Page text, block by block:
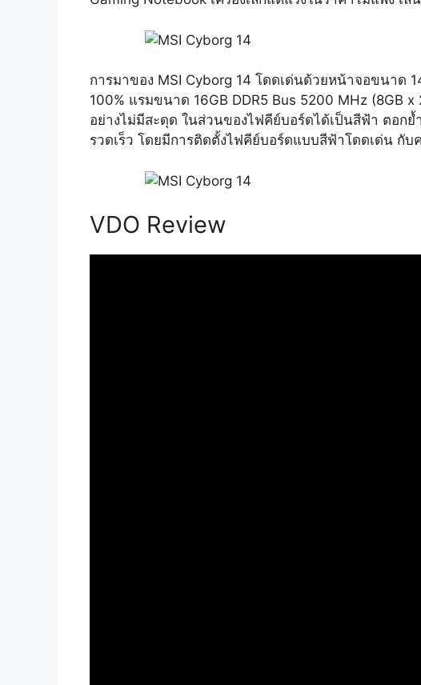
การมาของ MSI Cyborg 14 โดดเด่นด้วยหน้าจอขนาด
100% แรมขนาด 16GB DDR5 Bus 5200 MHz (8GB
อย่างไม่มีสะดุด ในส่วนของไฟคีย์บอร์ดได้เป็นสีฟ้า ตอก
รวดเร็ว โดยมีการติดตั้งไฟคีย์บอร์ดแบบสีฟ้าโดดเด่น กับ
VDO Review